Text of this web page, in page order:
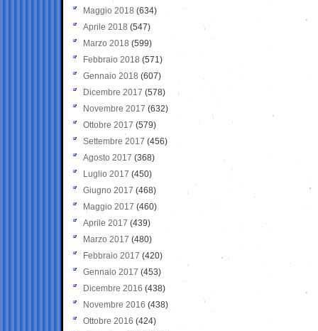
Maggio 2018 (634)
Aprile 2018 (547)
Marzo 2018 (599)
Febbraio 2018 (571)
Gennaio 2018 (607)
Dicembre 2017 (578)
Novembre 2017 (632)
Ottobre 2017 (579)
Settembre 2017 (456)
Agosto 2017 (368)
Luglio 2017 (450)
Giugno 2017 (468)
Maggio 2017 (460)
Aprile 2017 (439)
Marzo 2017 (480)
Febbraio 2017 (420)
Gennaio 2017 (453)
Dicembre 2016 (438)
Novembre 2016 (438)
Ottobre 2016 (424)